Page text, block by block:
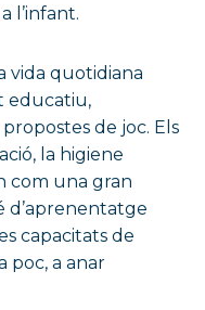
l’infant.
vida quotidiana
educatiu,
de joc. Els
la higiene
com una gran
d’aprenentatge
capacitats de
poc, a anar